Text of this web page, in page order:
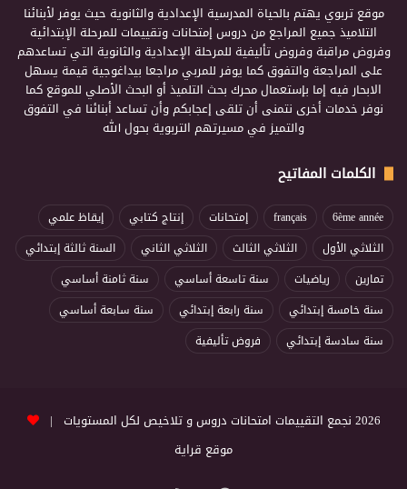
موقع تربوي يهتم بالحياة المدرسية الإعدادية والثانوية حيث يوفر لأبنائنا
التلاميذ جميع المراجع من دروس إمتحانات وتقييمات للمرحلة الإبتدائية
وفروض مراقبة وفروض تأليفية للمرحلة الإعدادية والثانوية التي تساعدهم
على المراجعة والتفوق كما يوفر للمربي مراجعا بيداغوجية قيمة يسهل
الابحار فيه إما بإستعمال محرك بحث التلميذ أو البحث الأصلي للموقع كما
نوفر خدمات أخرى نتمنى أن تلقى إعجابكم وأن تساعد أبنائنا في التفوق
والتميز في مسيرتهم التربوية بحول الله
الكلمات المفاتيح
6ème année
français إمتحانات إنتاج كتابي
إيقاظ علمي
الثلاثي الأول
الثلاثي الثالث الثلاثي الثاني
السنة ثالثة إبتدائي
تمارين
رياضيات سنة تاسعة أساسي
سنة ثامنة أساسي
سنة خامسة إبتدائي
سنة رابعة إبتدائي
سنة سابعة أساسي
سنة سادسة إبتدائي
فروض تأليفية
2026 نجمع التقييمات امتحانات دروس و تلاخيص لكل المستويات |
موقع قراية